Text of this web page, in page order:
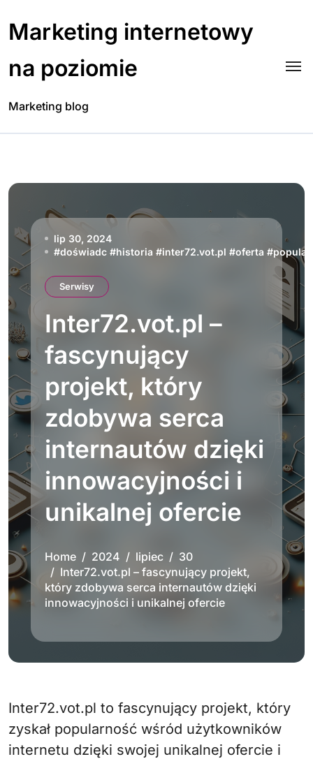
content
Marketing internetowy
na poziomie
Marketing blog
lip 30, 2024
#doświadc #historia #inter72.vot.pl #oferta #
Serwisy
Inter72.vot.pl –
fascynujący
projekt, który
zdobywa serca
internautów dzięki
innowacyjności i
unikalnej ofercie
Home 2024 lipiec
30
Inter72.vot.pl – fascynujący projekt,
który zdobywa serca internautów dzięki
innowacyjności i unikalnej ofercie
Inter72.vot.pl to fascynujący projekt, który
zyskał popularność wśród użytkowników
internetu dzięki swojej unikalnej ofercie i